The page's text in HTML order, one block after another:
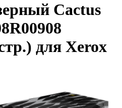
Cactus
для Xerox